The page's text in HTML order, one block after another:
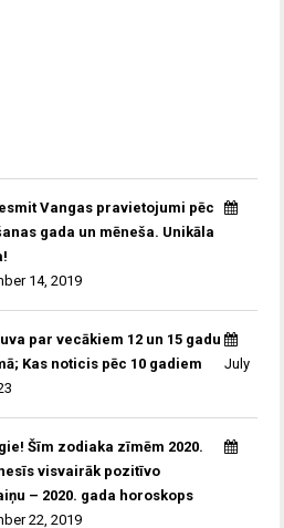
Vangas pravietojumi pēc
gada un mēneša. Unikāla
14, 2019
par vecākiem 12 un 15 gadu
Kas noticis pēc 10 gadiem
July
Šīm zodiaka zīmēm 2020.
visvairāk pozitīvo
– 2020. gada horoskops
22, 2019